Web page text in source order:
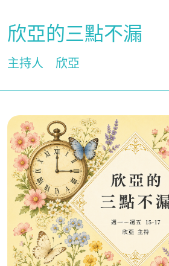
欣亞的三點不漏
主持人 欣亞